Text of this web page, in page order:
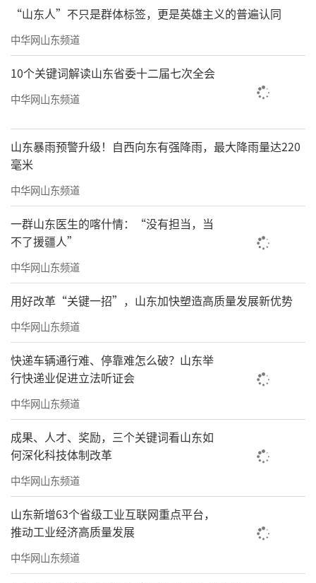
“山东人”不只是群体标签，更是英雄主义的普遍认同
中华网山东频道
10个关键词解读山东省委十二届七次全会
中华网山东频道
山东暴雨预警升级！自西向东有强降雨，最大降雨量达220
毫米
中华网山东频道
一群山东医生的喀什情：“没有担当，当
不了援疆人”
中华网山东频道
用好改革“关键一招”，山东加快塑造高质量发展新优势
中华网山东频道
快递车辆通行难、停靠难怎么破？山东举
行快递业促进立法听证会
中华网山东频道
成果、人才、奖励，三个关键词看山东如
何深化科技体制改革
中华网山东频道
山东新增63个省级工业互联网重点平台，
推动工业经济高质量发展
中华网山东频道